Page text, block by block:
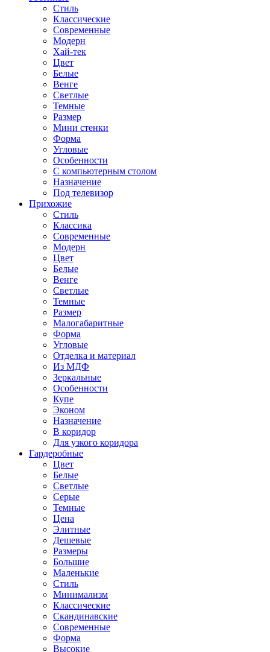
Стиль
Классические
Современные
Модерн
Хай-тек
Цвет
Белые
Венге
Светлые
Темные
Размер
Мини стенки
Форма
Угловые
Особенности
С компьютерным столом
Назначение
Под телевизор
Прихожие
Стиль
Классика
Современные
Модерн
Цвет
Белые
Венге
Светлые
Темные
Размер
Малогабаритные
Форма
Угловые
Отделка и материал
Из МДФ
Зеркальные
Особенности
Купе
Эконом
Назначение
В коридор
Для узкого коридора
Гардеробные
Цвет
Белые
Светлые
Серые
Темные
Цена
Элитные
Дешевые
Размеры
Большие
Маленькие
Стиль
Минимализм
Классические
Скандинавские
Современные
Форма
Высокие